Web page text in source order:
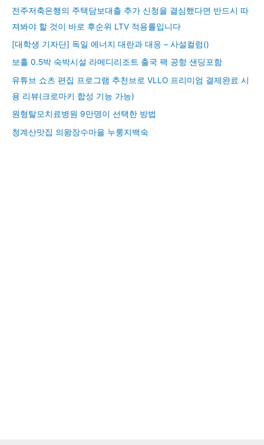
전주저축은행의 주택담보대출 추가 신청을 결심했다면 반드시 따
져봐야 할 것이 바로 후순위 LTV 적용률입니다
[대학생 기자단] 독일 에너지 대란과 대응 – 사설컬럼()
보홀 0.5박 숙박시설 라메디리조트 출국 팩 공항 샌딩포함
유튜브 쇼츠 편집 프로그램 추천브로 VLLO 프리미엄 결제완료 시
용 리뷰(크로마키 합성 기능 가능)
원형탈모치료병원 9만명이 선택한 방법
청계산맛집 의왕장수마을 누룽지백숙